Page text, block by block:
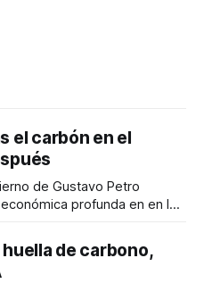
el carbón en el
de Gustavo Petro
profunda en en la
de carbono,